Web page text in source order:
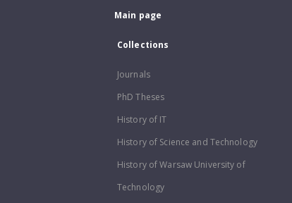
Main page
Collections
Journals
PhD Theses
History of IT
History of Science and Technology
History of Warsaw University of
Technology